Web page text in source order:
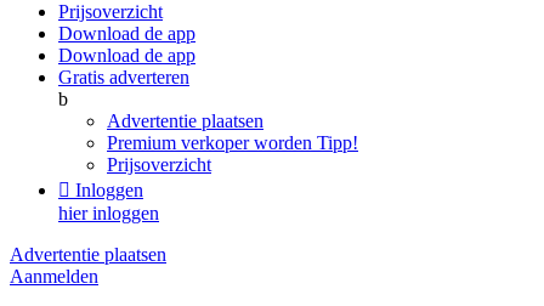
Prijsoverzicht
Download de app
Download de app
Gratis adverteren
b
Advertentie plaatsen
Premium verkoper worden Tipp!
Prijsoverzicht
 Inloggen
hier inloggen
Advertentie plaatsen
Aanmelden